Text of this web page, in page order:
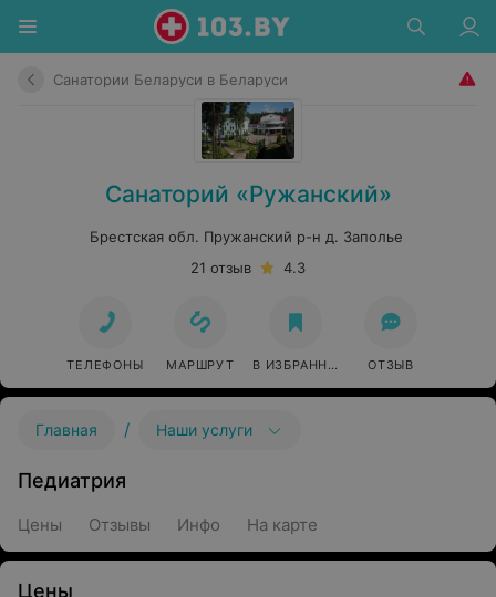
Санатории Беларуси в Беларуси
Санаторий «Ружанский»
Брестская обл. Пружанский р-н д. Заполье
21 отзыв
4.3
ТЕЛЕФОНЫ МАРШРУТ В ИЗБРАННОЕ ОТЗЫВ
Главная / Наши услуги
Педиатрия
Цены Отзывы Инфо На карте
Цены